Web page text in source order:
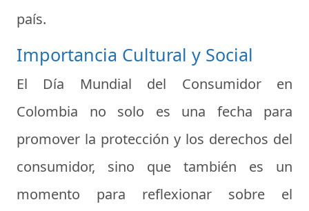
país.
Importancia Cultural y Social
El Día Mundial del Consumidor en
Colombia no solo es una fecha para
promover la protección y los derechos del
consumidor, sino que también es un
momento para reflexionar sobre el